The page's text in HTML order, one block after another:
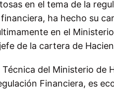
en el tema de la
ha hecho su
en el
de la cartera de
del Ministerio de
Financiera, es